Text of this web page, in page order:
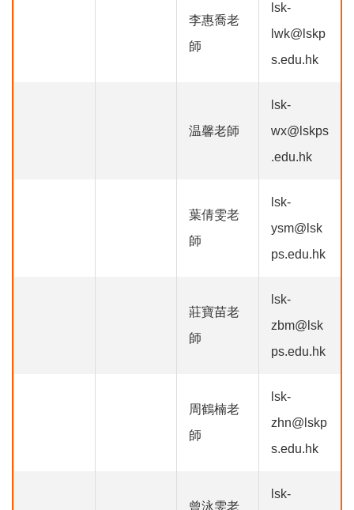
李惠喬老
師
lsk-
lwk@lskp
s.edu.hk
温馨老師
lsk-
wx@lskps
.edu.hk
葉倩雯老
師
lsk-
ysm@lsk
ps.edu.hk
莊寶苗老
師
lsk-
zbm@lsk
ps.edu.hk
周鶴楠老
師
lsk-
zhn@lskp
s.edu.hk
曾泳雯老
lsk-